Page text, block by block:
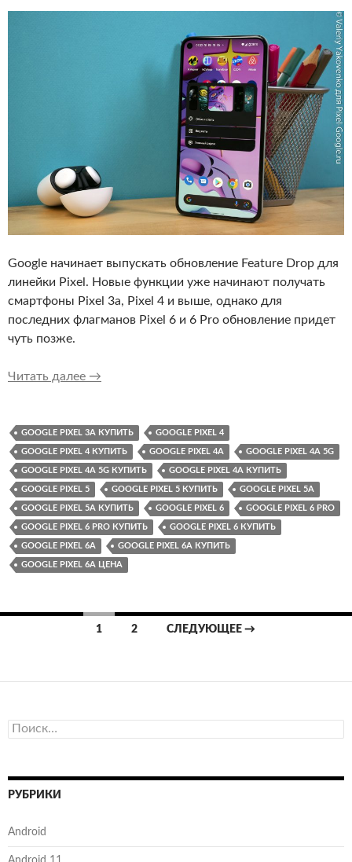
Google начинает выпускать обновление Feature Drop для
линейки Pixel. Новые функции уже начинают получать
смартфоны Pixel 3a, Pixel 4 и выше, однако для
последних флагманов Pixel 6 и 6 Pro обновление придет
чуть позже.
Читать далее Вышло обновление March Feature Drop для
→
GOOGLE PIXEL 3A КУПИТЬ GOOGLE PIXEL 4
GOOGLE PIXEL 4 КУПИТЬ GOOGLE PIXEL 4A GOOGLE PIXEL 4A 5G
GOOGLE PIXEL 4A 5G КУПИТЬ GOOGLE PIXEL 4A КУПИТЬ
GOOGLE PIXEL 5 GOOGLE PIXEL 5 КУПИТЬ GOOGLE PIXEL 5A
GOOGLE PIXEL 5A КУПИТЬ GOOGLE PIXEL 6 GOOGLE PIXEL 6 PRO
GOOGLE PIXEL 6 PRO КУПИТЬ GOOGLE PIXEL 6 КУПИТЬ
GOOGLE PIXEL 6A GOOGLE PIXEL 6A КУПИТЬ
GOOGLE PIXEL 6A ЦЕНА
Навигация
записям
1 2 СЛЕДУЮЩЕЕ →
Найти:
РУБРИКИ
Android